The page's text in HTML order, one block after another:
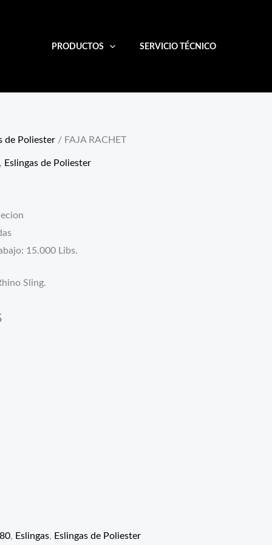
PRODUCTOS SERVICIO TÉCNICO
de Poliester / FAJA RACHET
, Eslingas de Poliester
15.000 Libs.
Sling.
, Eslingas, Eslingas de Poliester